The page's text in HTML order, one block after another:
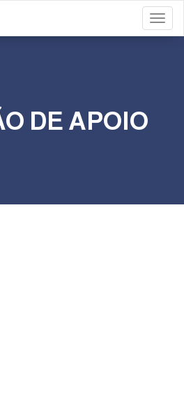
DE APOIO